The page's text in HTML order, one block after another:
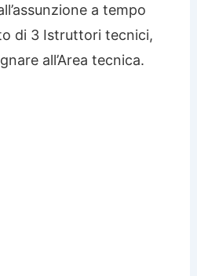
a tempo
di 3 Istruttori tecnici,
all’Area tecnica.